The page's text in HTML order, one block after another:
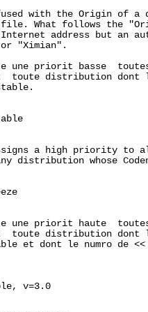
with the Origin of
What follows the
address but an
"Ximian".
une priorit basse
toute distribution dont
a high priority to
distribution whose
une priorit haute
toute distribution dont
et dont le numro de
v=3.0